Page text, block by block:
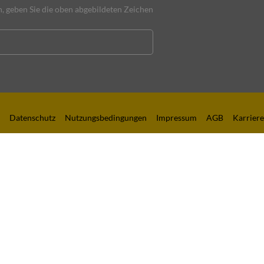
geben Sie die oben abgebildeten Zeichen
Datenschutz Nutzungsbedingungen Impressum AGB Karriere